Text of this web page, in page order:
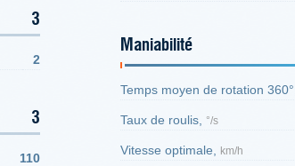
3
2
3
110
Maniabilité
Temps moyen de rotation 360°,
Taux de roulis, °/s
Vitesse optimale, km/h